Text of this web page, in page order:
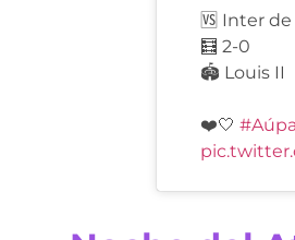
🆚 Inter
🧮 2-0
🏟️ Louis II
❤️🤍